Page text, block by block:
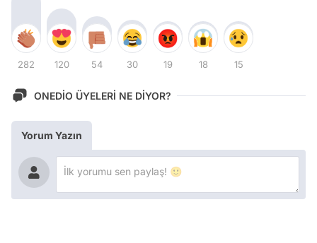
282 120 54 30 19 18 15
ONEDİO ÜYELERİ NE DİYOR?
Yorum Yazın